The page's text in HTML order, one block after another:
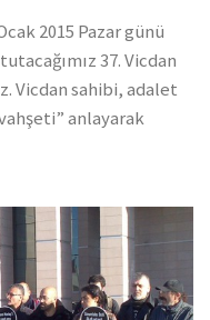
2015 Pazar günü
37. Vicdan
Vicdan sahibi, adalet
anlayarak